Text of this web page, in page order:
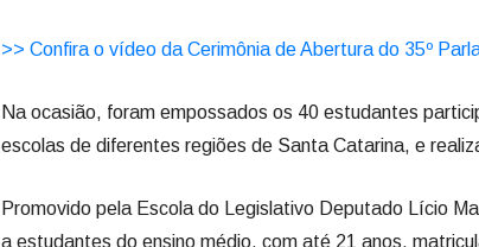
>> Confira o vídeo da Cerimônia de Abertura do 35º
Na ocasião, foram empossados os 40 estudantes
escolas de diferentes regiões de Santa Catarina, e
Promovido pela Escola do Legislativo Deputado Lício
a estudantes do ensino médio, com até 21 anos,